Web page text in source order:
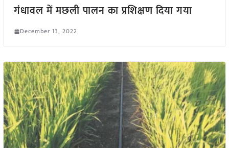
गंधावल में मछली पालन का प्रशिक्षण दिया गया
December 13, 2022